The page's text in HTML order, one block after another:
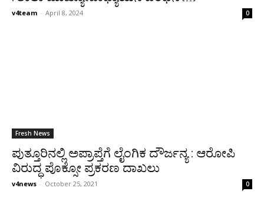
v4team - April 8, 2024 0
Fresh News
ಪುತ್ತೂರಿನಲ್ಲಿ ಅಪ್ರಾಪ್ತೆಗೆ ಲೈಂಗಿಕ ದೌರ್ಜನ್ಯ : ಆರೋಪಿ
ವಿರುದ್ಧ ಪೊಕ್ಸೋ ಪ್ರಕರಣ ದಾಖಲು
v4news - October 25, 2021 0